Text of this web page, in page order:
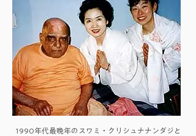
1990年代最晩年のスワミ・クリシュナナンダジと